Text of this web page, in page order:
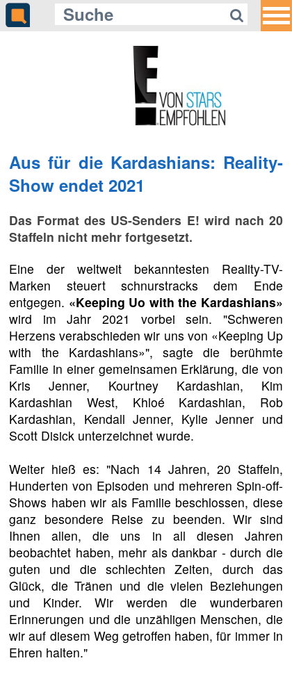
Aus für die Kardashians: Reality-
Show endet 2021
Das Format des US-Senders E! wird nach 20
Staffeln nicht mehr fortgesetzt.
Eine der weltweit bekanntesten Reality-TV-
Marken steuert schnurstracks dem Ende
entgegen. «Keeping Uo with the Kardashians»
wird im Jahr 2021 vorbei sein. "Schweren
Herzens verabschieden wir uns von «Keeping Up
with the Kardashians»", sagte die berühmte
Familie in einer gemeinsamen Erklärung, die von
Kris Jenner, Kourtney Kardashian, Kim
Kardashian West, Khloé Kardashian, Rob
Kardashian, Kendall Jenner, Kylie Jenner und
Scott Disick unterzeichnet wurde.
Weiter hieß es: "Nach 14 Jahren, 20 Staffeln,
Hunderten von Episoden und mehreren Spin-off-
Shows haben wir als Familie beschlossen, diese
ganz besondere Reise zu beenden. Wir sind
Ihnen allen, die uns in all diesen Jahren
beobachtet haben, mehr als dankbar - durch die
guten und die schlechten Zeiten, durch das
Glück, die Tränen und die vielen Beziehungen
und Kinder. Wir werden die wunderbaren
Erinnerungen und die unzähligen Menschen, die
wir auf diesem Weg getroffen haben, für immer in
Ehren halten."